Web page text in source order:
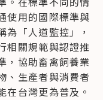
使用的國際標準與
「人道監控」，
相關規範與認證推
，協助畜禽飼養業
、生產者與消費者
在台灣更為普及。